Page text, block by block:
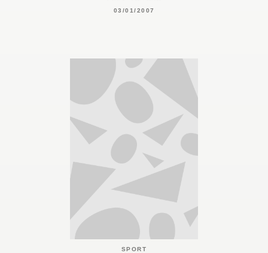
03/01/2007
SPORT